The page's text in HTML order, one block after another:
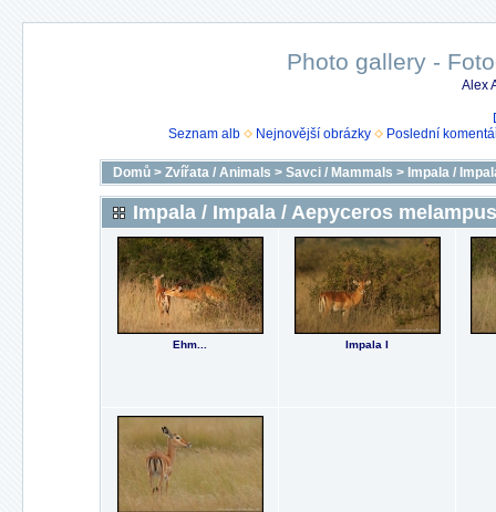
Photo gallery -
Alex
Seznam alb
Nejnovější obrázky Poslední
Domů > Zvířata / Animals > Savci / Mammals > Impala /
Impala / Impala / Aepyceros melampus
Ehm... Impala I